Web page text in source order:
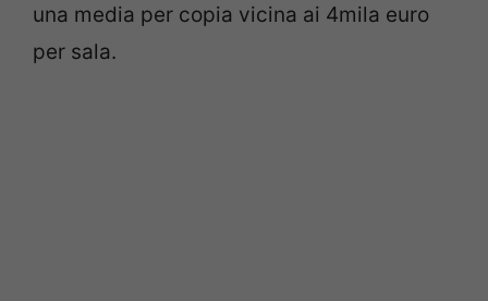
una media per copia vicina ai 4mila euro
per sala.